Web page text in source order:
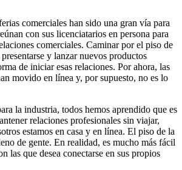
comerciales han sido una gran vía para
con sus licenciatarios en persona para
comerciales. Caminar por el piso de
y lanzar nuevos productos
de iniciar esas relaciones. Por ahora, las
movido en línea y, por supuesto, no es lo
la industria, todos hemos aprendido que es
relaciones profesionales sin viajar,
estamos en casa y en línea. El piso de la
de gente. En realidad, es mucho más fácil
las que desea conectarse en sus propios